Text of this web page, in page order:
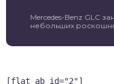
Mercedes-Benz GLC
небольших
[flat_ab id="2"]